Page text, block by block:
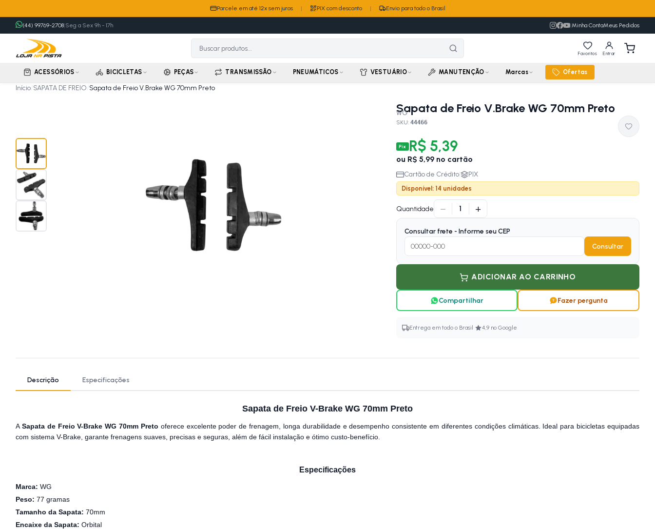
Parcele em até 12x sem juros | PIX com desconto | Envio para todo o Brasil
(44) 99769-2708|Seg a Sex 9h - 17h |Minha ContaMeus Pedidos
Favoritos Entrar
ACESSÓRIOS BICICLETAS PEÇAS TRANSMISSÃO PNEUMÁTICOS VESTUÁRIO MANUTENÇÃO Marcas Ofertas
Início/SAPATA DE FREIO/Sapata de Freio V.Brake WG 70mm Preto
Sapata de Freio V.Brake WG 70mm Preto
WG
SKU: 44466
Pix R$ 5,39
ou R$ 5,99no cartão
Cartão de Crédito| PIX
Disponível: 14 unidades
Quantidade − 1 +
Consultar frete - Informe seu CEP
Consultar
ADICIONAR AO CARRINHO
Compartilhar Fazer pergunta
Entrega em todo o Brasil · 4,9 no Google
Descrição Especificações
Sapata de Freio V-Brake WG 70mm Preto
A Sapata de Freio V-Brake WG 70mm Preto oferece excelente poder de frenagem, longa durabilidade e desempenho consistente em diferentes condições climáticas. Ideal para bicicletas equipadas
com sistema V-Brake, garante frenagens suaves, precisas e seguras, além de fácil instalação e ótimo custo-benefício.
Especificações
Marca: WG
Peso: 77 gramas
Tamanho da Sapata: 70mm
Encaixe da Sapata: Orbital